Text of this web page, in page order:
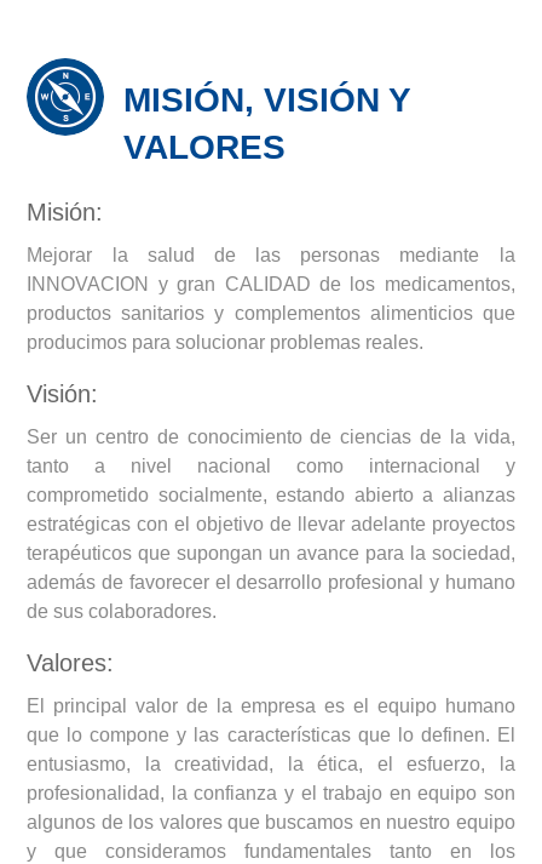
MISIÓN, VISIÓN Y
VALORES
Misión:
Mejorar la salud de las personas mediante la
INNOVACION y gran CALIDAD de los medicamentos,
productos sanitarios y complementos alimenticios que
producimos para solucionar problemas reales.
Visión:
Ser un centro de conocimiento de ciencias de la vida,
tanto a nivel nacional como internacional y
comprometido socialmente, estando abierto a alianzas
estratégicas con el objetivo de llevar adelante proyectos
terapéuticos que supongan un avance para la sociedad,
además de favorecer el desarrollo profesional y humano
de sus colaboradores.
Valores:
El principal valor de la empresa es el equipo humano
que lo compone y las características que lo definen. El
entusiasmo, la creatividad, la ética, el esfuerzo, la
profesionalidad, la confianza y el trabajo en equipo son
algunos de los valores que buscamos en nuestro equipo
y que consideramos fundamentales tanto en los